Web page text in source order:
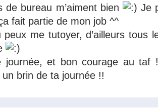
de bureau m’aiment bien
Je
fait partie de mon job ^^
peux me tutoyer, d’ailleurs tous
journée, et bon courage au taf
un brin de ta journée !!